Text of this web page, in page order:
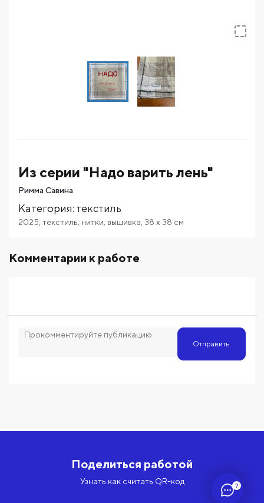
?
Из серии "Надо варить лень"
Римма Савина
Категория: текстиль
2025, текстиль, нитки, вышивка, 38 x 38 см
Комментарии к работе
Отправить
Поделиться работой
Узнать как считать QR-код